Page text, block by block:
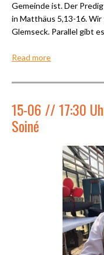
Gemeinde ist. Der
in Matthäus 5,13-16.
Glemseck. Parallel gibt
Read more
15-06 // 17:30
Soiné